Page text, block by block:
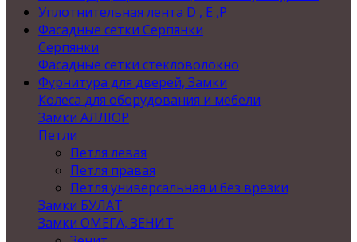
Уплотнительная лента D , Е ,P
Фасадные сетки Серпянки
Серпянки
Фасадные сетки стекловолокно
Фурнитура для дверей, Замки
Колеса для оборудования и мебели
Замки АЛЛЮР
Петли
Петля левая
Петля правая
Петля универсальная и без врезки
Замки БУЛАТ
Замки ОМЕГА, ЗЕНИТ